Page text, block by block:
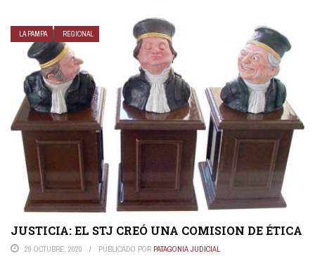
LA PAMPA REGIONAL
JUSTICIA: EL STJ CREÓ UNA COMISION DE ÉTICA
29 OCTUBRE, 2020 PUBLICADO POR PATAGONIA JUDICIAL